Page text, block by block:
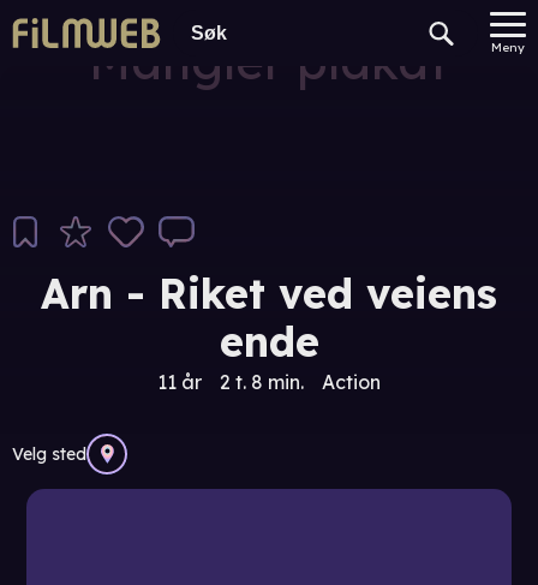
Meny
Mangler plakat
Arn - Riket ved veiens
ende
11 år 2 t. 8 min. Action
Velg sted